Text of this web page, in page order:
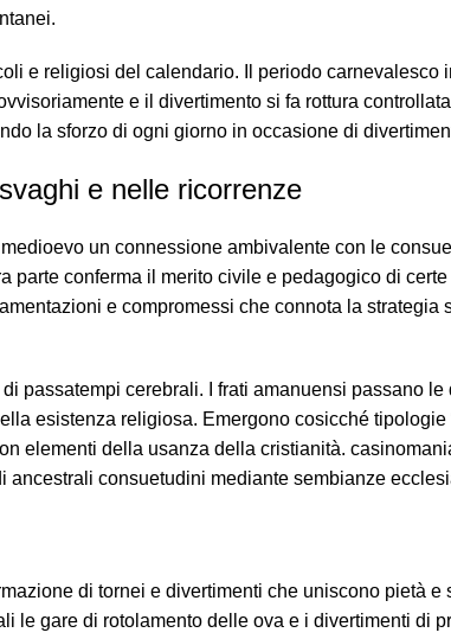
e religiosi del calendario. Il periodo carnevalesco
e il divertimento si fa rottura
la sforzo di ogni giorno in occasione di
e nelle ricorrenze
un connessione ambivalente con le
parte conferma il merito civile e pedagogico di
e compromessi che connota la strategia
passatempi cerebrali. I frati amanuensi passano
esistenza religiosa. Emergono cosicché tipologie
elementi della usanza della cristianità.
consuetudini mediante sembianze
di tornei e divertimenti che uniscono pietà e
le gare di rotolamento delle ova e i divertimenti di